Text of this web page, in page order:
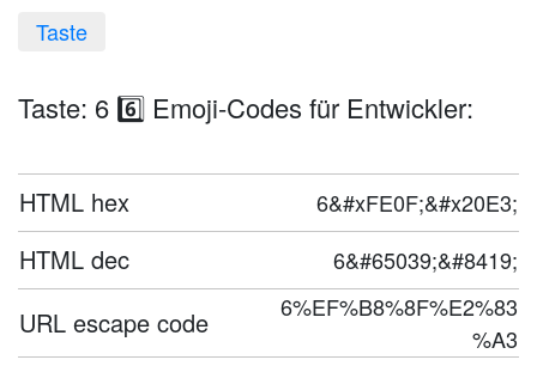
Taste
Taste: 6 6️⃣ Emoji-Codes für Entwickler:
HTML hex 6&#xFE0F;&#x20E3;
HTML dec 6&#65039;&#8419;
URL escape code
6%EF%B8%8F%E2%83
%A3